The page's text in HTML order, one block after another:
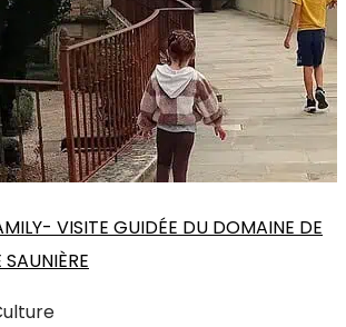
VISITE GUIDÉE DU DOMAINE DE
SAUNIÈRE